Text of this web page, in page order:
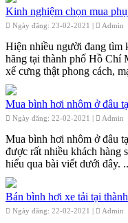
Kinh nghiệm chọn mua
Ngày đăng: 23-02-2021 | Admin
Hiện nhiều người đang tìm
hãng tại thành phố Hồ Chí
xế cưng thật phong cách,
Mua bình hơi nhôm ở đâu
Ngày đăng: 22-02-2021 | Admin
Mua bình hơi nhôm ở đâu
được rất nhiều khách hàng
hiểu qua bài viết dưới đây.
Bán bình hơi xe tải tại
Ngày đăng: 22-02-2021 | Admin